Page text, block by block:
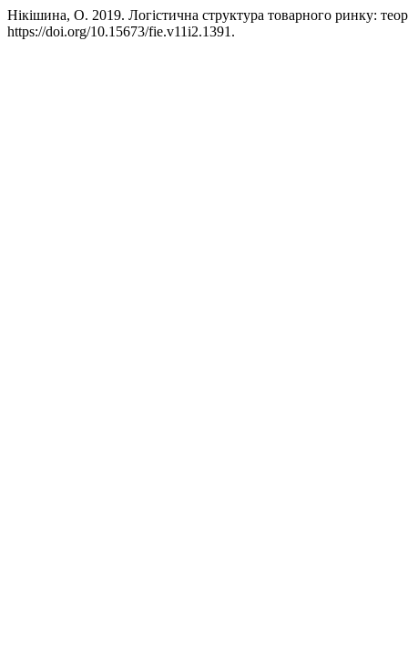
Нікішина, О. 2019. Логістична структура товарного ринку:
https://doi.org/10.15673/fie.v11i2.1391.